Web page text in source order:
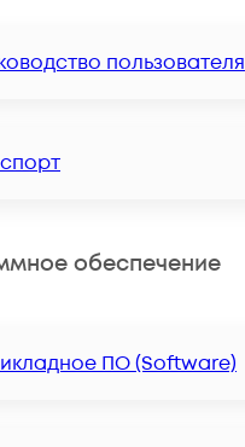
пользователя
обеспечение
ПО (Software)